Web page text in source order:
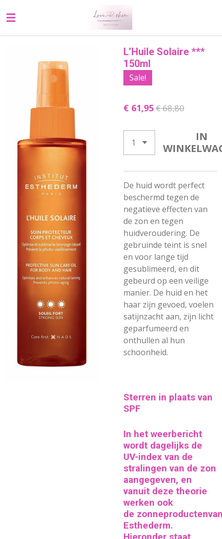
direct
L’Huile Solaire ***
150ml
Sale!
€ 61,95€ 68,80
IN
De huid wordt perfect
beschermd tegen de
negatieve effecten van
de zon en tegen
huidveroudering. De
gebruinde teint is snel
en voor lange tijd
gesublimeerd, en dit
gebeurd op een veilige
manier. De huid en het
haar zijn gevoed, voelen
satijnzacht aan, zijn licht
geparfumeerd en
onthullen al hun
schoonheid.
Sterren in plaats van
SPF
In het weerbericht
wordt dagelijks de
UV-index van de
stralingen van de zon
aangegeven, en
vanuit deze theorie
werken ook
de zonneproducten
Esthederm.